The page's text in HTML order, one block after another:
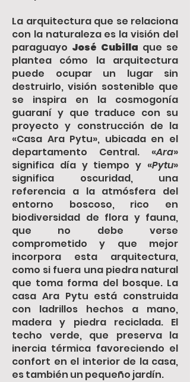
La arquitectura que se relaciona
con la naturaleza es la visión del
paraguayo José Cubilla que se
plantea cómo la arquitectura
puede ocupar un lugar sin
destruirlo, visión sostenible que
se inspira en la cosmogonía
guaraní y que traduce con su
proyecto y construcción de la
«Casa Ara Pytu», ubicada en el
departamento Central. «Ara»
significa día y tiempo y «Pytu»
significa oscuridad, una
referencia a la atmósfera del
entorno boscoso, rico en
biodiversidad de flora y fauna,
que no debe verse
comprometido y que mejor
incorpora esta arquitectura,
como si fuera una piedra natural
que toma forma del bosque. La
casa Ara Pytu está construida
con ladrillos hechos a mano,
madera y piedra reciclada. El
techo verde, que preserva la
inercia térmica favoreciendo el
confort en el interior de la casa,
es también un pequeño jardín.